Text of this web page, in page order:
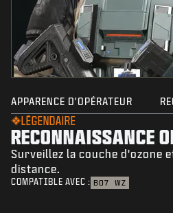
APPARENCE D'OPÉRATEUR
LÉGENDAIRE
RECONNAISSANCE
Surveillez la couche d'ozone
distance.
COMPATIBLE AVEC : BO7 WZ